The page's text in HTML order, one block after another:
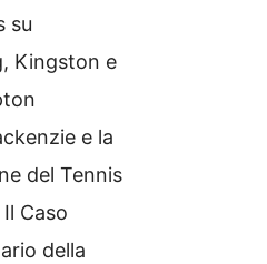
su
Kingston e
e la
del Tennis
Caso
della